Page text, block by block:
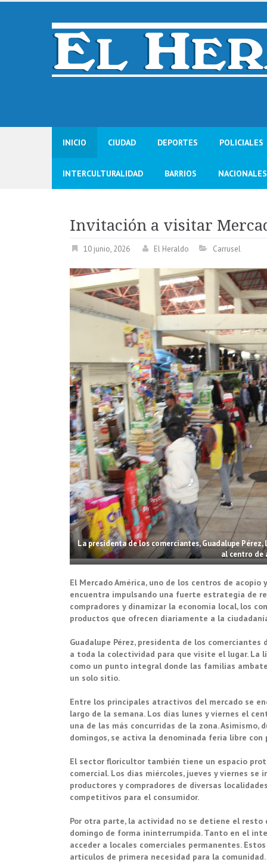
Skip
INICIO CIUDAD DEPORTES POLICIALES
INTERCULTURALIDAD BARRIOS NACIONALES
Invitación a visitar
10 junio, 2026 El Heraldo Carrusel
La presidenta de los comerciantes, Guadalupe
al centro de
El Mercado América, uno de los centros de
encuentra impulsando una fuerte estrategia de
compradores y dinamizar la economía local, los
productos que ofrecen diariamente a la
Guadalupe Pérez, presidenta de los
a toda la colectividad para que visite el lugar. La
como un punto integral donde las familias
un solo sitio.
Entre los principales atractivos del mercado se
largo de la semana. Los días lunes y viernes el
una de las más concurridas de la zona.
domingos, se activa la denominada feria libre
El sector floricultor también tiene un espacio
comercial. Los días miércoles, jueves y viernes
productores y compradores de diversas
competitivos para el consumidor.
Por otra parte, la actividad no se detiene el resto
domingo de forma ininterrumpida. Tanto en el
acceder a locales comerciales permanentes.
artículos de primera necesidad para la comunidad.